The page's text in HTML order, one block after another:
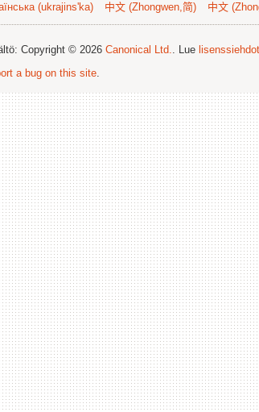
(ukrajins'ka)
中文 (Zhongwen,简) 中文
Copyright © 2026 Canonical Ltd.. Lue lisenssiehdot
a bug on this site.